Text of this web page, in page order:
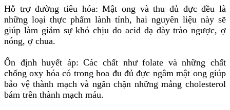
Hỗ trợ đường tiêu hóa: Mật ong và thu đủ đực đều là
những loại thực phẩm lành tính, hai nguyên liệu này sẽ
giúp làm giảm sự khó chịu do acid dạ dày trào ngược, ợ
nóng, ợ chua.
Ổn định huyết áp: Các chất như folate và những chất
chống oxy hóa có trong hoa đu đủ đực ngâm mật ong giúp
bảo vệ thành mạch và ngăn chặn những mảng cholesterol
bám trên thành mạch máu.